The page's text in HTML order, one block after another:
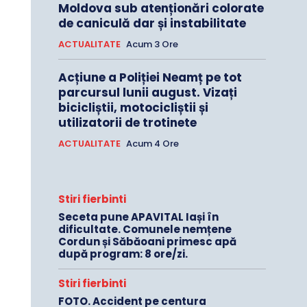
Moldova sub atenționări colorate
de caniculă dar și instabilitate
ACTUALITATE Acum 3 Ore
Acțiune a Poliției Neamț pe tot
parcursul lunii august. Vizați
bicicliștii, motocicliștii și
utilizatorii de trotinete
ACTUALITATE Acum 4 Ore
Stiri fierbinti
Seceta pune APAVITAL Iași în
dificultate. Comunele nemțene
Cordun și Săbăoani primesc apă
după program: 8 ore/zi.
Stiri fierbinti
FOTO. Accident pe centura